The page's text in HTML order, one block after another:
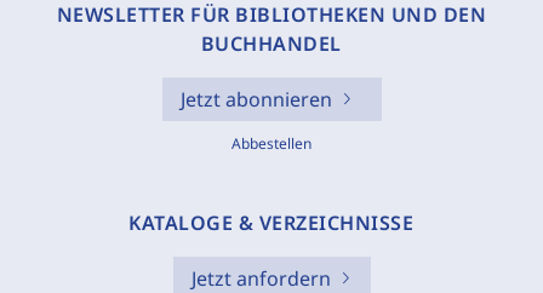
NEWSLETTER FÜR BIBLIOTHEKEN UND DEN
BUCHHANDEL
Jetzt abonnieren
Abbestellen
KATALOGE & VERZEICHNISSE
Jetzt anfordern